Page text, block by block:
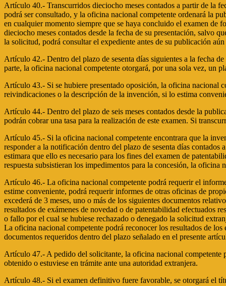
Artículo 40.- Transcurridos dieciocho meses contados a partir de la
podrá ser consultado, y la oficina nacional competente ordenará la
en cualquier momento siempre que se haya concluido el examen de
dieciocho meses contados desde la fecha de su presentación, salvo
la solicitud, podrá consultar el expediente antes de su publicación
Artículo 42.- Dentro del plazo de sesenta días siguientes a la fecha
parte, la oficina nacional competente otorgará, por una sola vez, un
Artículo 43.- Si se hubiere presentado oposición, la oficina nacional
reivindicaciones o la descripción de la invención, si lo estima
Artículo 44.- Dentro del plazo de seis meses contados desde la
podrán cobrar una tasa para la realización de este examen. Si
Artículo 45.- Si la oficina nacional competente encontrara que la
responder a la notificación dentro del plazo de sesenta días
estimara que ello es necesario para los fines del examen de
respuesta subsistieran los impedimentos para la concesión, la oficina
Artículo 46.- La oficina nacional competente podrá requerir el
estime conveniente, podrá requerir informes de otras oficinas de
excederá de 3 meses, uno o más de los siguientes documentos
resultados de exámenes de novedad o de patentabilidad efectuados
o fallo por el cual se hubiese rechazado o denegado la solicitud
La oficina nacional competente podrá reconocer los resultados de
documentos requeridos dentro del plazo señalado en el presente
Artículo 47.- A pedido del solicitante, la oficina nacional competente
obtenido o estuviese en trámite ante una autoridad extranjera.
Artículo 48.- Si el examen definitivo fuere favorable, se otorgará el